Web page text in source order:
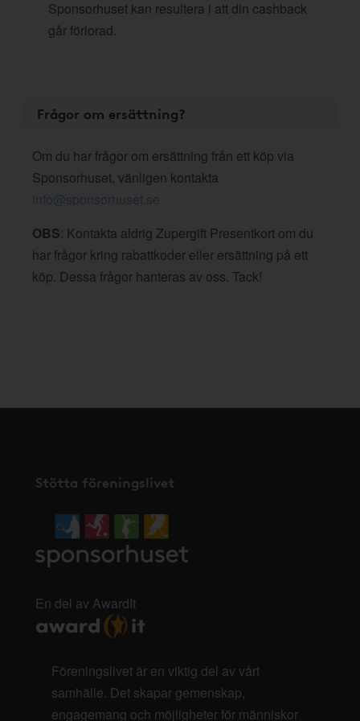
Sponsorhuset kan resultera i att din cashback
går förlorad.
Frågor om ersättning?
Om du har frågor om ersättning från ett köp via
Sponsorhuset, vänligen kontakta
info@sponsorhuset.se
OBS: Kontakta aldrig Zupergift Presentkort om du
har frågor kring rabattkoder eller ersättning på ett
köp. Dessa frågor hanteras av oss. Tack!
Stötta föreningslivet
En del av AwardIt
Föreningslivet är en viktig del av vårt
samhälle. Det skapar gemenskap,
engagemang och möjligheter för människor